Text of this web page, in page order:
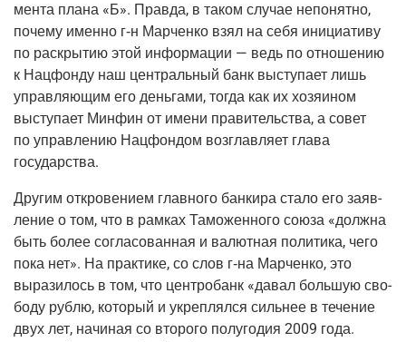
мен­та пла­на «Б». Прав­да, в таком слу­чае непо­нят­но,
поче­му имен­но г‑н Мар­чен­ко взял на себя ини­ци­а­ти­ву
по рас­кры­тию этой инфор­ма­ции — ведь по отно­ше­нию
к Нац­фон­ду наш цен­траль­ный банк высту­па­ет лишь
управ­ля­ю­щим его день­га­ми, тогда как их хозя­и­ном
высту­па­ет Мин­фин от име­ни пра­ви­тель­ства, а совет
по управ­ле­нию Нац­фон­дом воз­глав­ля­ет гла­ва
государства.
Дру­гим откро­ве­ни­ем глав­ного бан­ки­ра ста­ло его заяв­
ле­ние о том, что в рам­ках Тамо­жен­но­го сою­за «долж­на
быть более согла­со­ван­ная и валют­ная поли­ти­ка, чего
пока нет». На прак­ти­ке, со слов г‑на Мар­чен­ко, это
выра­зи­лось в том, что цен­тро­банк «давал боль­шую сво­
бо­ду руб­лю, кото­рый и укреп­лял­ся силь­нее в тече­ние
двух лет, начи­ная со вто­ро­го полу­го­дия 2009 года.